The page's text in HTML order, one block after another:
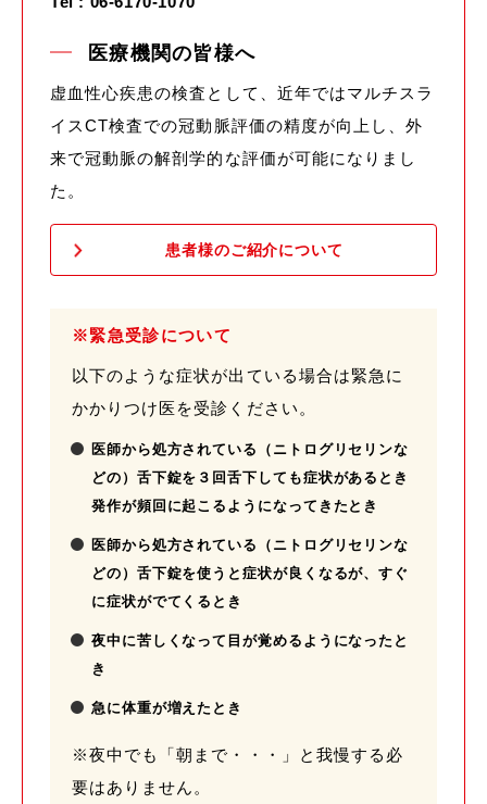
医療機関の皆様へ
虚血性心疾患の検査として、近年ではマルチスラ
イスCT検査での冠動脈評価の精度が向上し、外
来で冠動脈の解剖学的な評価が可能になりまし
た。
患者様のご紹介について
※緊急受診について
以下のような症状が出ている場合は緊急に
かかりつけ医を受診ください。
医師から処方されている（ニトログリセリンな
どの）舌下錠を３回舌下しても症状があるとき
発作が頻回に起こるようになってきたとき
医師から処方されている（ニトログリセリンな
どの）舌下錠を使うと症状が良くなるが、すぐ
に症状がでてくるとき
夜中に苦しくなって目が覚めるようになったと
き
急に体重が増えたとき
※夜中でも「朝まで・・・」と我慢する必
要はありません。